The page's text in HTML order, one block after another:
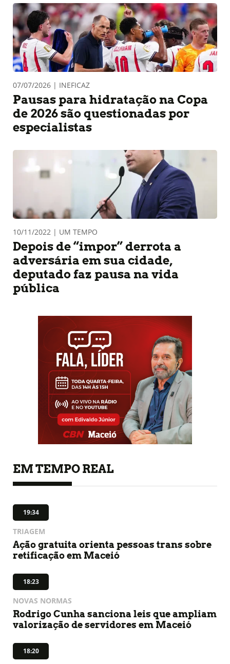
07/07/2026 | INEFICAZ
Pausas para hidratação na Copa
de 2026 são questionadas por
especialistas
10/11/2022 | UM TEMPO
Depois de “impor” derrota a
adversária em sua cidade,
deputado faz pausa na vida
pública
EM TEMPO REAL
19:34
TRIAGEM
Ação gratuita orienta pessoas trans sobre
retificação em Maceió
18:23
NOVAS NORMAS
Rodrigo Cunha sanciona leis que ampliam
valorização de servidores em Maceió
18:20